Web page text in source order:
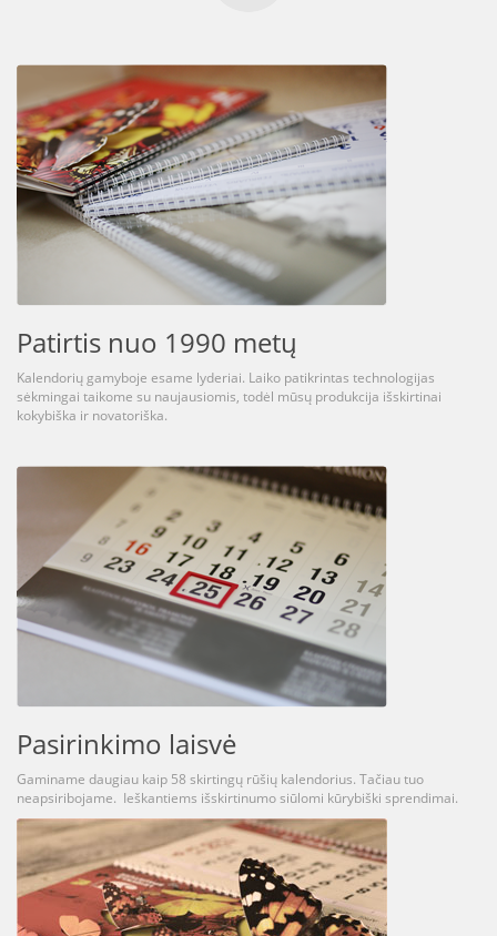
Patirtis nuo 1990 metų
Kalendorių gamyboje esame lyderiai. Laiko patikrintas technologijas
sėkmingai taikome su naujausiomis, todėl mūsų produkcija išskirtinai
kokybiška ir novatoriška.
Pasirinkimo laisvė
Gaminame daugiau kaip 58 skirtingų rūšių kalendorius. Tačiau tuo
neapsiribojame. Ieškantiems išskirtinumo siūlomi kūrybiški sprendimai.